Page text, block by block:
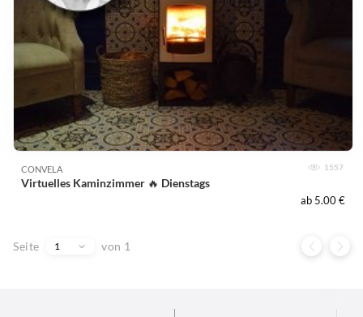
CONVELA
Virtuelles Kaminzimmer 🔥 Dienstags
1557
ab 5.00 €
Seite 1 von 1